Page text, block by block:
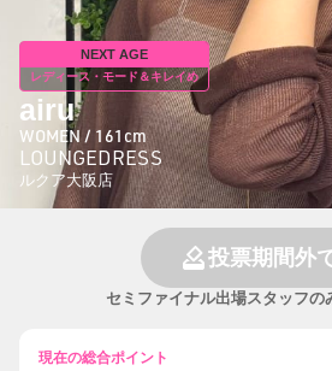
NEXT AGE
レディース・モード＆キレイめ
airu
WOMEN / 161cm
LOUNGEDRESS
ルクア大阪店
投票期間外
セミファイナル出場スタッフの
現在の総合ポイント